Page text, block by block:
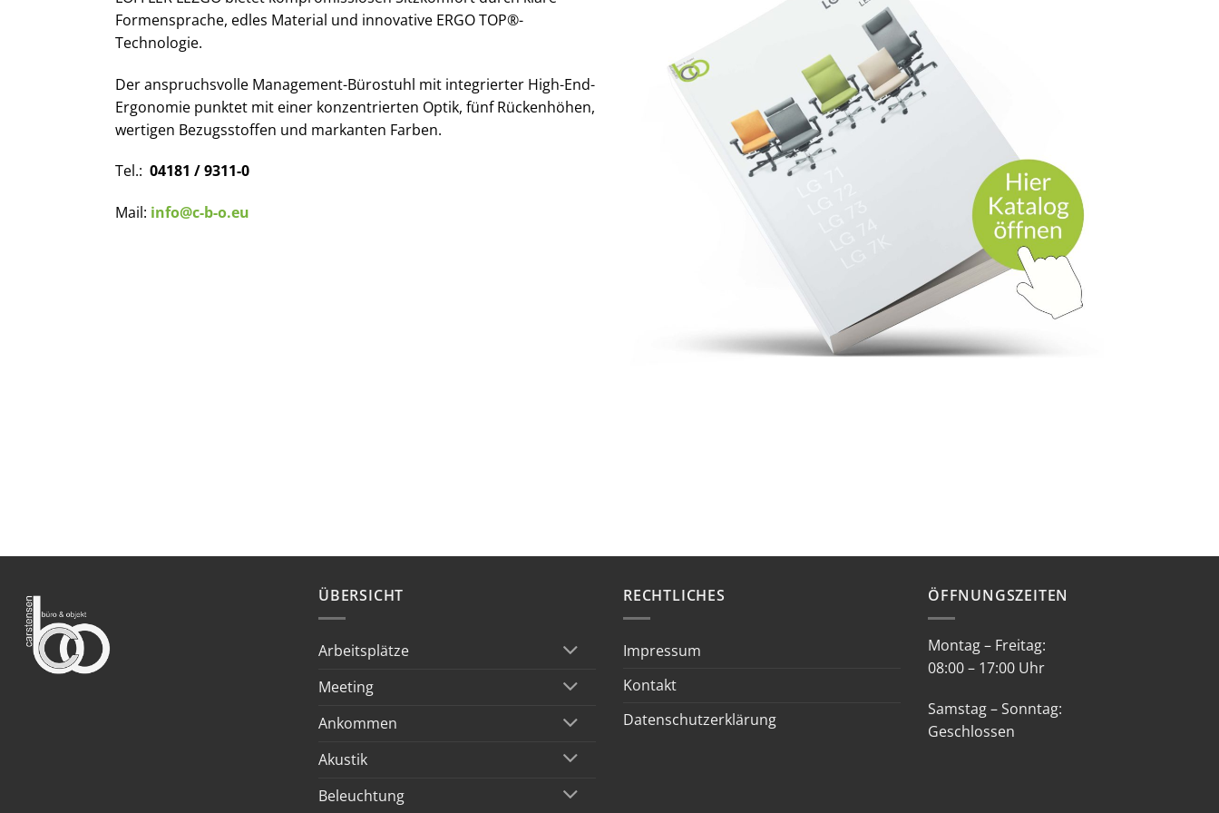
Formensprache, edles Material und innovative ERGO TOP®-
Technologie.
Der anspruchsvolle Management-Bürostuhl mit integrierter High-End-
Ergonomie punktet mit einer konzentrierten Optik, fünf Rückenhöhen,
wertigen Bezugsstoffen und markanten Farben.
Tel.: 04181 / 9311-0
Mail: info@c-b-o.eu
ÜBERSICHT
Arbeitsplätze
Meeting
Ankommen
Akustik
Beleuchtung
RECHTLICHES
Impressum
Kontakt
Datenschutzerklärung
ÖFFNUNGSZEITEN
Montag – Freitag:
08:00 – 17:00 Uhr
Samstag – Sonntag:
Geschlossen